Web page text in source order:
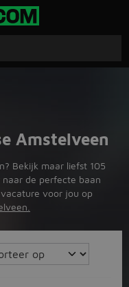
Amstelveen
Bekijk maar liefst 105
de perfecte baan
voor jou op